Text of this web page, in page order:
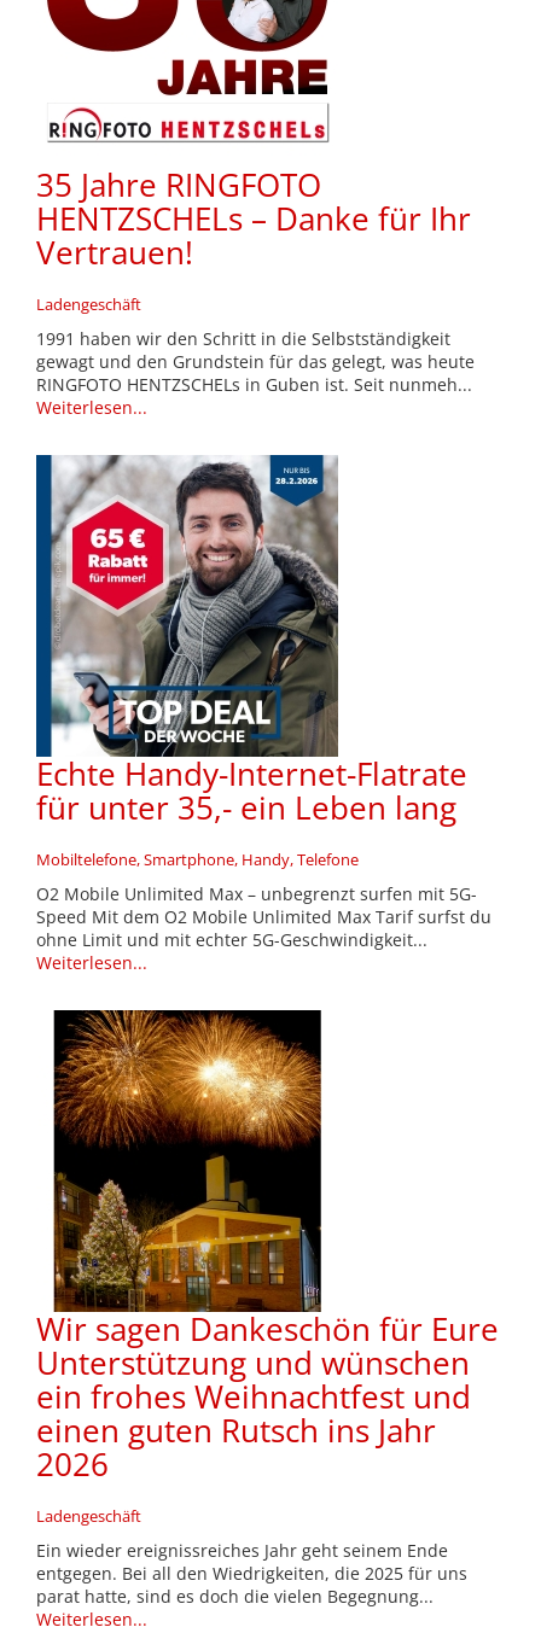
35 Jahre RINGFOTO
HENTZSCHELs – Danke für Ihr
Vertrauen!
Ladengeschäft
1991 haben wir den Schritt in die Selbstständigkeit
gewagt und den Grundstein für das gelegt, was heute
RINGFOTO HENTZSCHELs in Guben ist. Seit nunmeh...
Weiterlesen...
Echte Handy-Internet-Flatrate
für unter 35,- ein Leben lang
Mobiltelefone, Smartphone, Handy, Telefone
O2 Mobile Unlimited Max – unbegrenzt surfen mit 5G-
Speed Mit dem O2 Mobile Unlimited Max Tarif surfst du
ohne Limit und mit echter 5G-Geschwindigkeit...
Weiterlesen...
Wir sagen Dankeschön für Eure
Unterstützung und wünschen
ein frohes Weihnachtfest und
einen guten Rutsch ins Jahr
2026
Ladengeschäft
Ein wieder ereignissreiches Jahr geht seinem Ende
entgegen. Bei all den Wiedrigkeiten, die 2025 für uns
parat hatte, sind es doch die vielen Begegnung...
Weiterlesen...